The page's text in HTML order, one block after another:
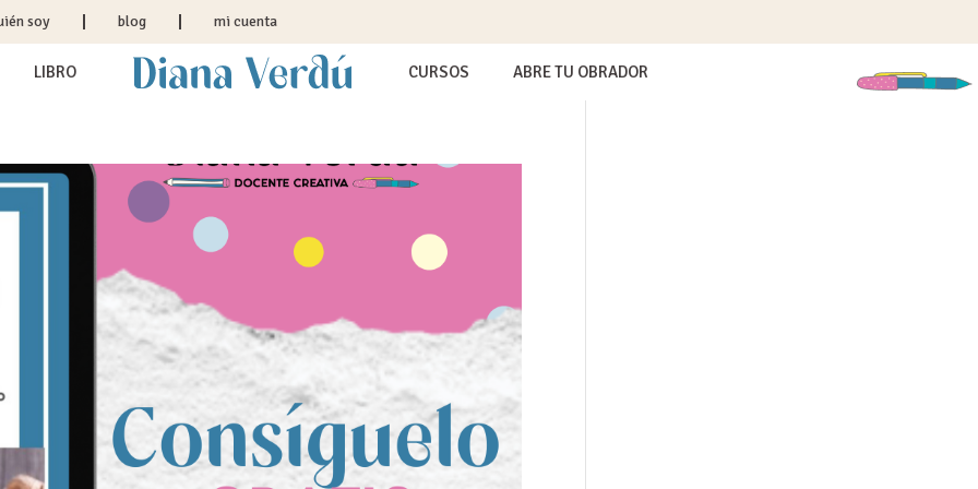
soy blog mi cuenta
LIBRO CURSOS ABRE TU OBRADOR